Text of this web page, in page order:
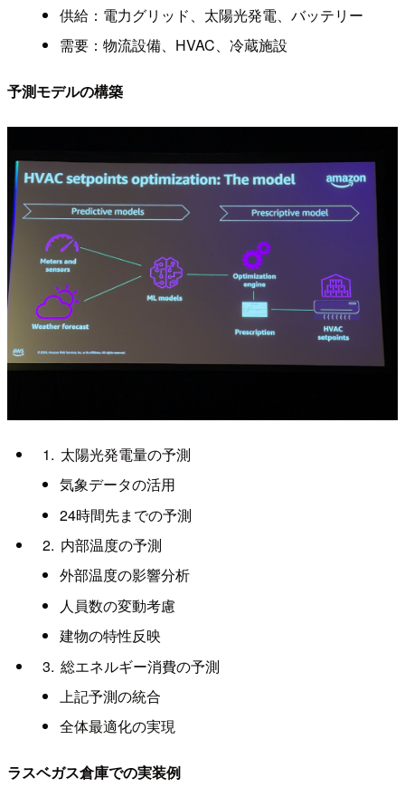
供給：電力グリッド、太陽光発電、バッテリー
需要：物流設備、HVAC、冷蔵施設
予測モデルの構築
太陽光発電量の予測
気象データの活用
24時間先までの予測
内部温度の予測
外部温度の影響分析
人員数の変動考慮
建物の特性反映
総エネルギー消費の予測
上記予測の統合
全体最適化の実現
ラスベガス倉庫での実装例